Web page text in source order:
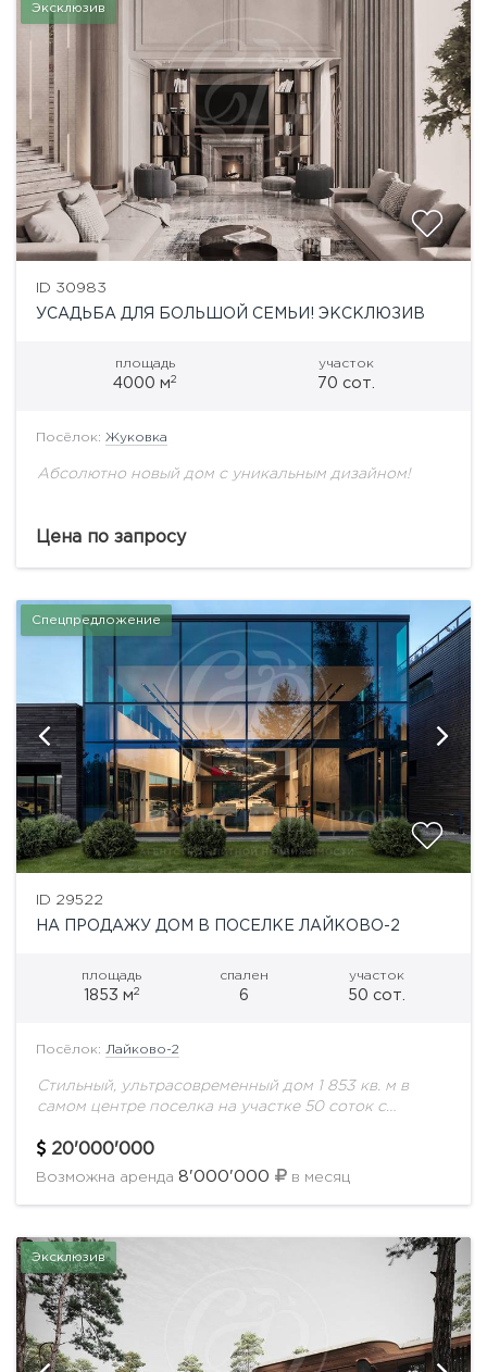
Эксклюзив
ID 30983
УСАДЬБА ДЛЯ БОЛЬШОЙ СЕМЬИ! ЭКСКЛЮЗИВ
площадь
4000 м2
участок
70 сот.
Посёлок: Жуковка
Абсолютно новый дом с уникальным дизайном!
Цена по запросу
Спецпредложение
ID 29522
НА ПРОДАЖУ ДОМ В ПОСЕЛКЕ ЛАЙКОВО-2
площадь
1853 м2
спален
6
участок
50 сот.
Посёлок: Лайково-2
Стильный, ультрасовременный дом 1 853 кв. м в
самом центре поселка на участке 50 соток с
Все соседи построены. Поселок с удобной
20'000'000
Возможна аренда 8'000'000 в месяц
Эксклюзив